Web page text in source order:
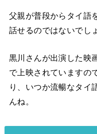
父親が普段からタイ語
話せるのではないでし
黒川さんが出演した映
で上映されていますの
り、いつか流暢なタイ
んね。